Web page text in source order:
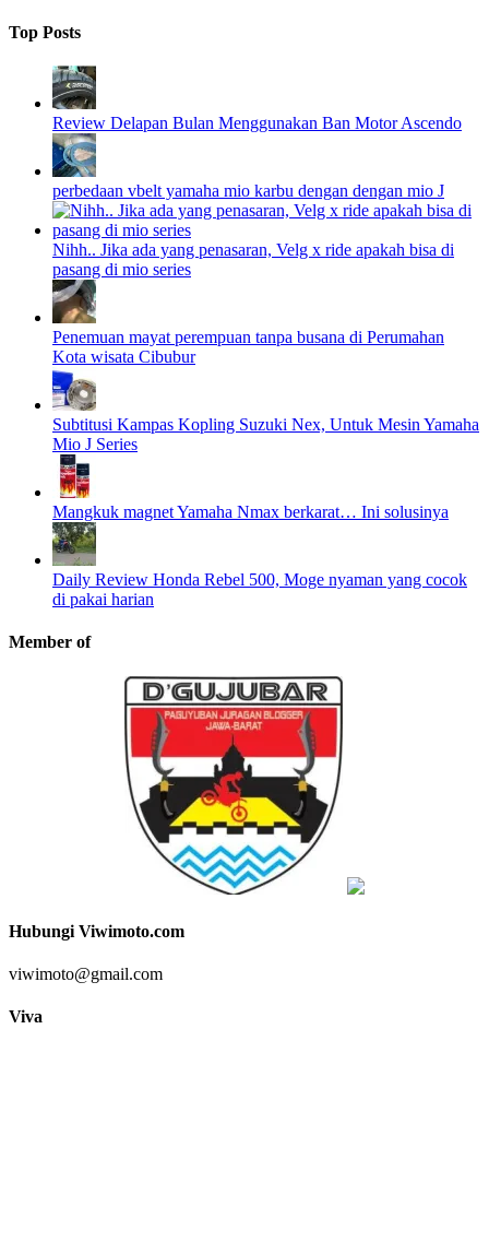
Top Posts
Review Delapan Bulan Menggunakan Ban Motor Ascendo
perbedaan vbelt yamaha mio karbu dengan dengan mio J
Nihh.. Jika ada yang penasaran, Velg x ride apakah bisa di
pasang di mio series
Penemuan mayat perempuan tanpa busana di Perumahan
Kota wisata Cibubur
Subtitusi Kampas Kopling Suzuki Nex, Untuk Mesin Yamaha
Mio J Series
Mangkuk magnet Yamaha Nmax berkarat… Ini solusinya
Daily Review Honda Rebel 500, Moge nyaman yang cocok
di pakai harian
Member of
Hubungi Viwimoto.com
viwimoto@gmail.com
Viva